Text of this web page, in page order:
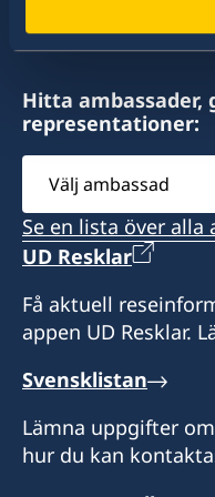
Hitta ambassader,
representationer:
Välj
ambassad
Se en lista över alla
UD Resklar
Få aktuell
appen UD Resklar.
Svensklistan
Lämna uppgifter
hur du kan